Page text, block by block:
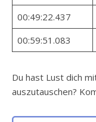
00:49:22.437
00:59:51.083
Du hast Lust dich
auszutauschen?